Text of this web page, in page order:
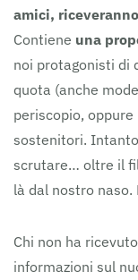
amici,
Contiene una
noi protagonisti di
quota (anche
periscopio,
sostenitori.
scrutare… oltre il
là dal nostro
Chi non ha
informazioni sul